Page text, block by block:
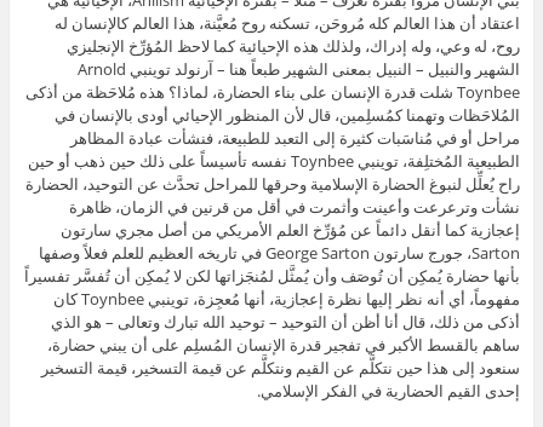
اعتقاد أن هذا العالم كله مُروحَن، تسكنه روح مُعيَّنة، هذا العالم كالإنسان له
روح، له وعي، وله إدراك، ولذلك هذه الإحيائية كما لاحظ المُؤرِّخ الإنجليزي
الشهير والنبيل – النبيل بمعنى الشهير طبعاً هنا – آرنولد توينبي Arnold
Toynbee شلت قدرة الإنسان على بناء الحضارة، لماذا؟ هذه مُلاحَظة من أذكى
المُلاحَظات وتهمنا كمُسلِمين، قال لأن المنظور الإحيائي أودى بالإنسان في
مراحل أو في مُناسَبات كثيرة إلى التعبد للطبيعة، فنشأت عبادة المظاهر
الطبيعية المُختلِفة، توينبي Toynbee نفسه تأسيساً على ذلك حين ذهب أو حين
راح يُعلِّل لنبوغ الحضارة الإسلامية وحرقها للمراحل تحدَّث عن التوحيد، الحضارة
نشأت وترعرعت وأعينت وأثمرت في أقل من قرنين في الزمان، ظاهرة
إعجازية كما أنقل دائماً عن مُؤرِّخ العلم الأمريكي من أصل مجري سارتون
Sarton، جورج سارتون George Sarton في تاريخه العظيم للعلم فعلاً وصفها
بأنها حضارة يُمكِن أن تُوصَف وأن يُمثَّل لمُنجَزاتها لكن لا يُمكِن أن تُفسَّر تفسيراً
مفهوماً، أي أنه نظر إليها نظرة إعجازية، أنها مُعجِزة، توينبي Toynbee كان
أذكى من ذلك، قال أنا أظن أن التوحيد – توحيد الله تبارك وتعالى – هو الذي
ساهم بالقسط الأكبر في تفجير قدرة الإنسان المُسلِم على أن يبني حضارة،
سنعود إلى هذا حين نتكلَّم عن القيم ونتكلَّم عن قيمة التسخير، قيمة التسخير
إحدى القيم الحضارية في الفكر الإسلامي.